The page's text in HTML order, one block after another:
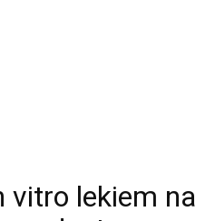
vitro lekiem na